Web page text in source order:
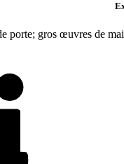
porte; gros œuvres de